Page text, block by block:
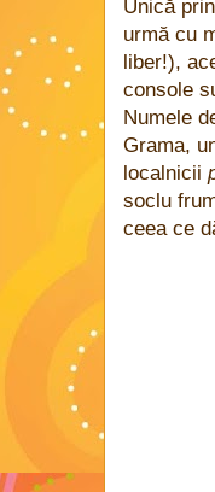
Unică
urmă cu
liber!),
console
Numele
Grama,
localnicii
soclu
ceea ce